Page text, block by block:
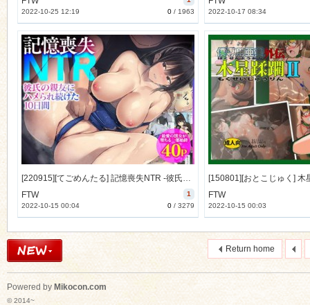
0/ 1963
2022-10-25 12:19 2022-10-17 08:34
[220915][てごめんたる] 記憶喪失NTR -彼氏の親友にハメられ続けた10日間- [530M] [RJ417276]
1
FTW
0/ 3279
2022-10-15 00:04
FTW
2022-10-15 00:03
Return home
Powered by Mikocon.com
© 2014~